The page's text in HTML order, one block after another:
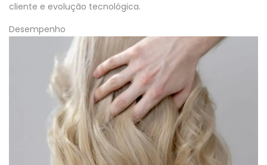
cliente e evolução tecnológica.
Desempenho